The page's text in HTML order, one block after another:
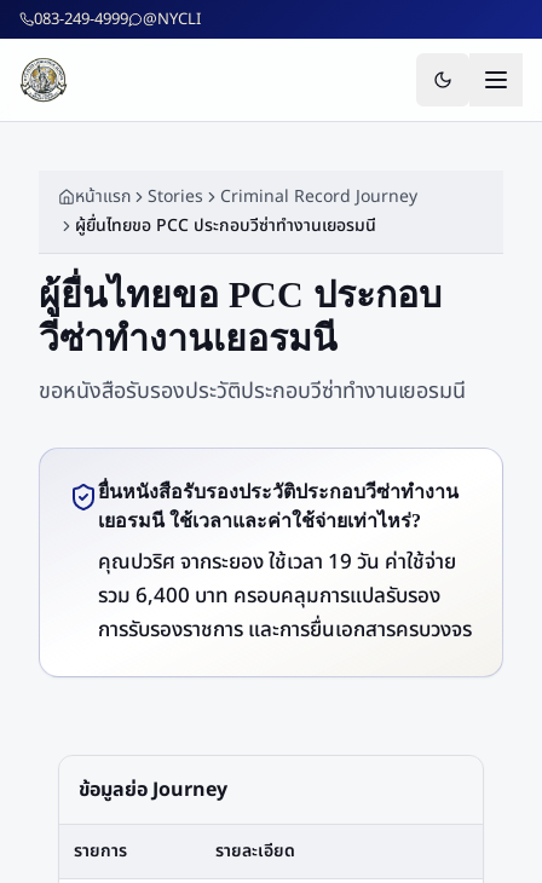
ข้ามไปยังเนื้อหาหลัก
083-249-4999 @NYCLI
หน้าแรก Stories
Criminal Record Journey
ผู้ยื่นไทยขอ PCC ประกอบวีซ่าทำงานเยอรมนี
ผู้ยื่นไทยขอ PCC ประกอบ
วีซ่าทำงานเยอรมนี
ขอหนังสือรับรองประวัติประกอบวีซ่าทำงานเยอรมนี
ยื่นหนังสือรับรองประวัติประกอบวีซ่าทำงาน
เยอรมนี ใช้เวลาและค่าใช้จ่ายเท่าไหร่?
คุณปวริศ จากระยอง ใช้เวลา 19 วัน ค่าใช้จ่าย
รวม 6,400 บาท ครอบคลุมการแปลรับรอง
การรับรองราชการ และการยื่นเอกสารครบวงจร
ข้อมูลย่อ Journey
รายการ รายละเอียด